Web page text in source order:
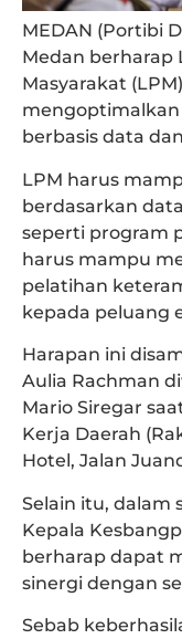
MEDAN (Portibi
Medan berharap
Masyarakat
berbasis data
LPM harus
berdasarkan
seperti program
harus mampu
pelatihan
kepada peluang
Harapan ini
Aulia Rachman
Mario Siregar
Kerja Daerah
Hotel, Jalan
Selain itu, dalam
Kepala
berharap dapat
sinergi dengan
Sebab